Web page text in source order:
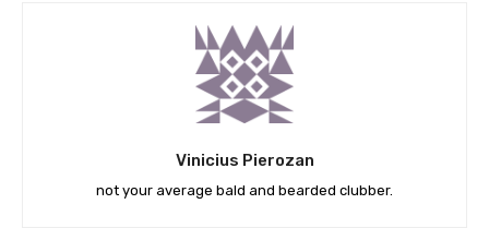
Vinicius Pierozan
not your average bald and bearded clubber.